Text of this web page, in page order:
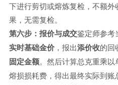
下进行剪切或熔炼复检，不额
果，无需复检。
第六步：报价与成交鉴定师参考
实时基础金价，报出添价收的回
固定金额。然后计算总克重乘
熔损损耗费，得出最终实际到账